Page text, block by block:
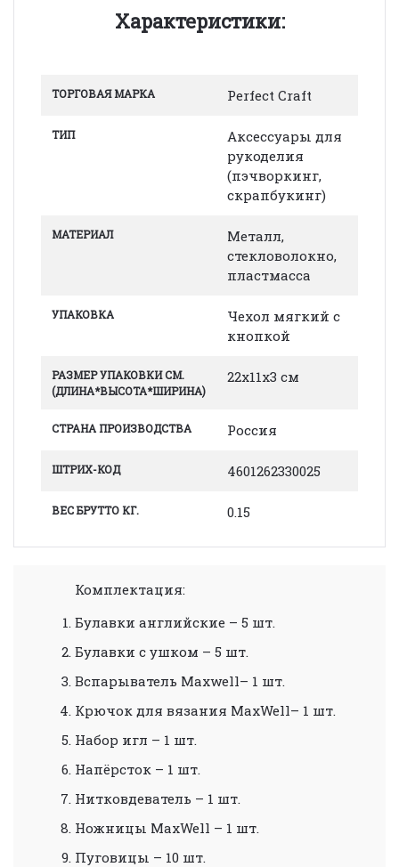
Характеристики:
ТОРГОВАЯ МАРКА Perfect Craft
ТИП
Аксессуары для
рукоделия
(пэчворкинг,
скрапбукинг)
МАТЕРИАЛ
Металл,
стекловолокно,
пластмасса
УПАКОВКА
Чехол мягкий с
кнопкой
РАЗМЕР УПАКОВКИ СМ.
(ДЛИНА*ВЫСОТА*ШИРИНА)
22х11х3 см
СТРАНА ПРОИЗВОДСТВА Россия
ШТРИХ-КОД 4601262330025
ВЕС БРУТТО КГ. 0.15
Комплектация:
Булавки английские – 5 шт.
Булавки с ушком – 5 шт.
Вспарыватель Maxwell– 1 шт.
Крючок для вязания MaxWell– 1 шт.
Набор игл – 1 шт.
Напёрсток – 1 шт.
Нитковдеватель – 1 шт.
Ножницы MaxWell – 1 шт.
Пуговицы – 10 шт.